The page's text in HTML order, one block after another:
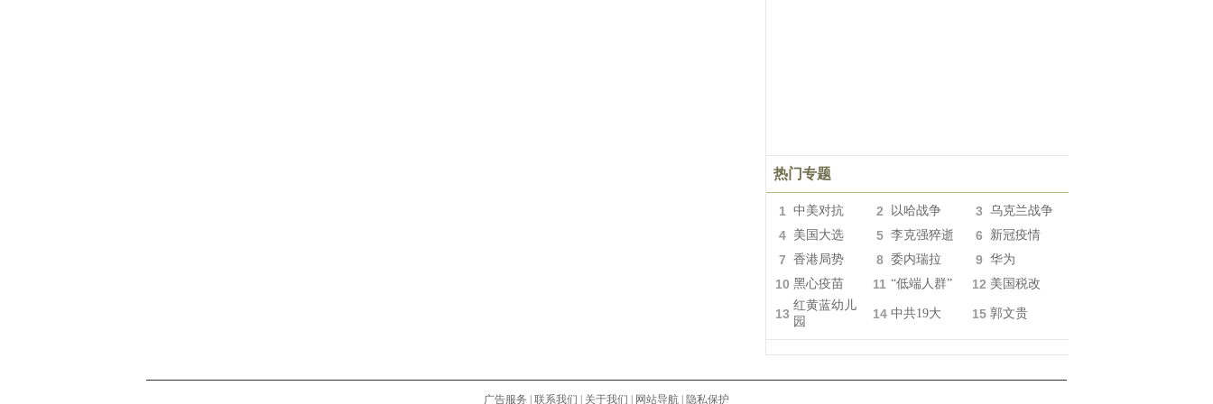
热门专题
1 中美对抗 2 以哈战争 3 乌克兰战争
4 美国大选 5 李克强猝逝 6 新冠疫情
7 香港局势 8 委内瑞拉 9 华为
10 黑心疫苗 11 “低端人群” 12 美国税改
13
红黄蓝幼儿
园
14 中共19大 15 郭文贵
广告服务 联系我们 关于我们 网站导航 隐私保护